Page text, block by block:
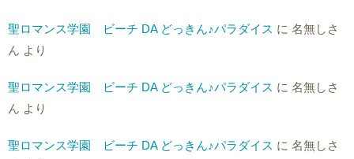
聖ロマンス学園 ビーチ DA どっきん♪パラダイス に 名無しさ
ん より
聖ロマンス学園 ビーチ DA どっきん♪パラダイス に 名無しさ
ん より
聖ロマンス学園 ビーチ DA どっきん♪パラダイス に 名無しさ